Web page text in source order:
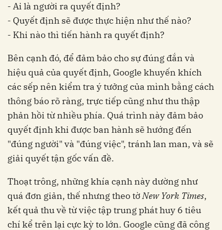
- Ai là người ra quyết định?
- Quyết định sẽ được thực hiện như thế nào?
- Khi nào thì tiến hành ra quyết định?
Bên cạnh đó, để đảm bảo cho sự đúng đắn và
hiệu quả của quyết định, Google khuyến khích
các sếp nên kiểm tra ý tưởng của mình bằng cách
thông báo rõ ràng, trực tiếp cũng như thu thập
phản hồi từ nhiều phía. Quá trình này đảm bảo
quyết định khi được ban hành sẽ hướng đến
"đúng người" và "đúng việc", tránh lan man, và sẽ
giải quyết tận gốc vấn đề.
Thoạt trông, những khía cạnh này dường như
quá đơn giản, thế nhưng theo tờNew York Times,
kết quả thu về từ việc tập trung phát huy 6 tiêu
chí kể trên lại cực kỳ to lớn. Google cũng đã công